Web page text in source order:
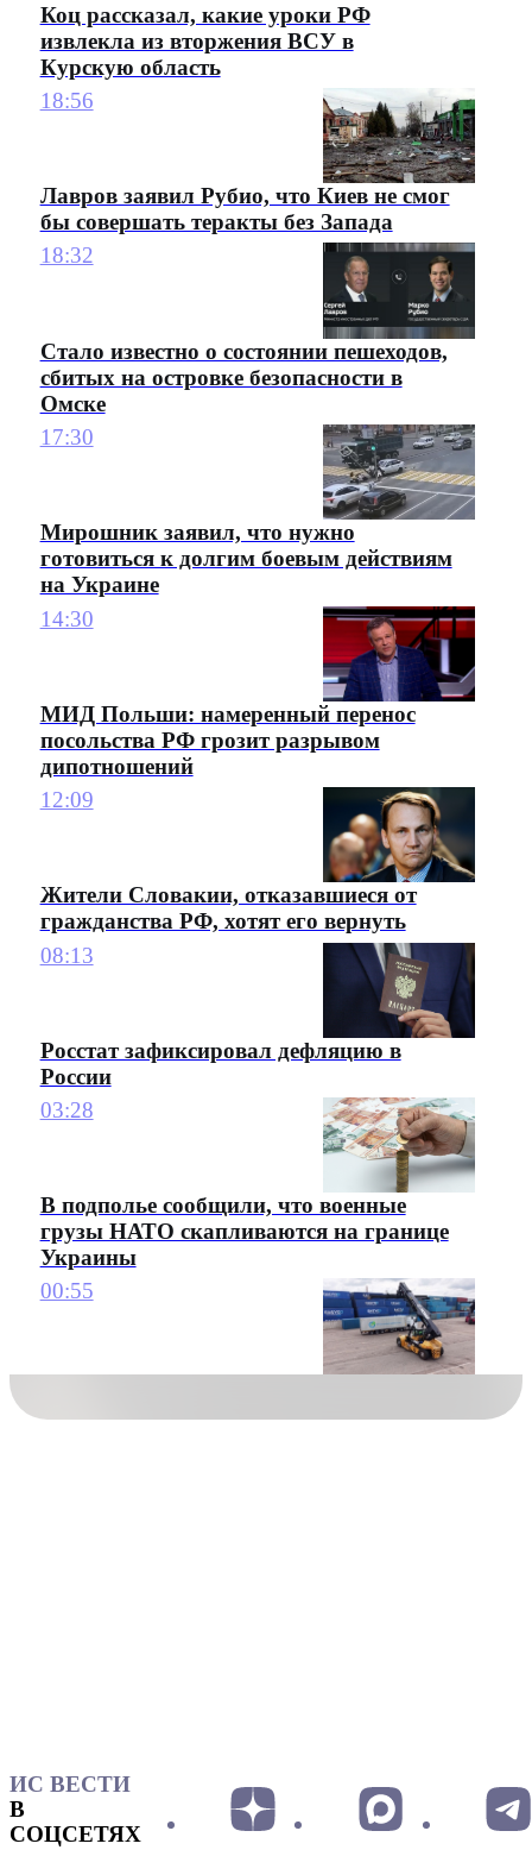
Коц рассказал, какие уроки РФ
извлекла из вторжения ВСУ в
Курскую область
18:56
Лавров заявил Рубио, что Киев не смог
бы совершать теракты без Запада
18:32
Стало известно о состоянии пешеходов,
сбитых на островке безопасности в
Омске
17:30
Мирошник заявил, что нужно
готовиться к долгим боевым действиям
на Украине
14:30
МИД Польши: намеренный перенос
посольства РФ грозит разрывом
дипотношений
12:09
Жители Словакии, отказавшиеся от
гражданства РФ, хотят его вернуть
08:13
Росстат зафиксировал дефляцию в
России
03:28
В подполье сообщили, что военные
грузы НАТО скапливаются на границе
Украины
00:55
ИС ВЕСТИ
В
СОЦСЕТЯХ